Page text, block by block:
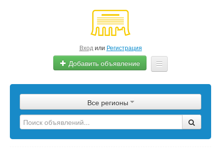
Вход или Регистрация
Добавить объявление
Сырье
Изделия
Все регионы